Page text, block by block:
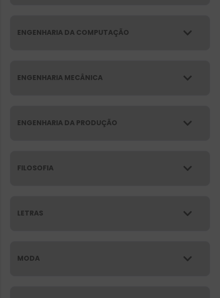
ENGENHARIA DA COMPUTAÇÃO
ENGENHARIA MECÂNICA
ENGENHARIA DA PRODUÇÃO
FILOSOFIA
LETRAS
MODA